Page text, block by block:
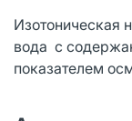
Изотоническая
вода с
показателем